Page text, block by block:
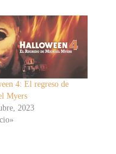
4: El regreso de
Myers
2023